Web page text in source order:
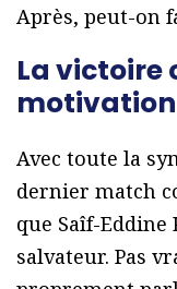
Après, peut-on
La victoire
motivation
Avec toute la
dernier match
que Saîf-
salvateur. Pas